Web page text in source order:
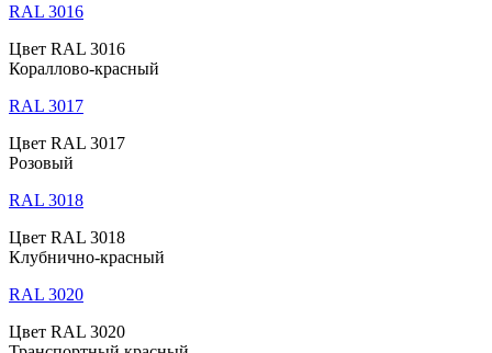
RAL 3016
Цвет RAL 3016
Кораллово-красный
RAL 3017
Цвет RAL 3017
Розовый
RAL 3018
Цвет RAL 3018
Клубнично-красный
RAL 3020
Цвет RAL 3020